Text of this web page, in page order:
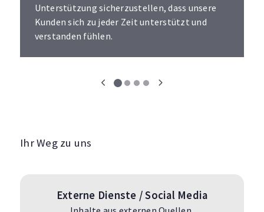
Unterstützung sicherzustellen, dass unsere
Kunden sich zu jeder Zeit unterstützt und
verstanden fühlen.
Ihr Weg zu uns
Externe Dienste / Social Media